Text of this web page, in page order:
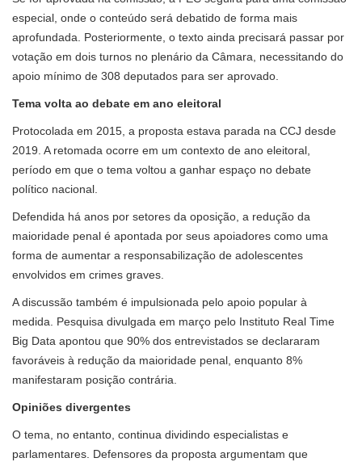
especial, onde o conteúdo será debatido de forma mais
aprofundada. Posteriormente, o texto ainda precisará passar por
votação em dois turnos no plenário da Câmara, necessitando do
apoio mínimo de 308 deputados para ser aprovado.
Tema volta ao debate em ano eleitoral
Protocolada em 2015, a proposta estava parada na CCJ desde
2019. A retomada ocorre em um contexto de ano eleitoral,
período em que o tema voltou a ganhar espaço no debate
político nacional.
Defendida há anos por setores da oposição, a redução da
maioridade penal é apontada por seus apoiadores como uma
forma de aumentar a responsabilização de adolescentes
envolvidos em crimes graves.
A discussão também é impulsionada pelo apoio popular à
medida. Pesquisa divulgada em março pelo Instituto Real Time
Big Data apontou que 90% dos entrevistados se declararam
favoráveis à redução da maioridade penal, enquanto 8%
manifestaram posição contrária.
Opiniões divergentes
O tema, no entanto, continua dividindo especialistas e
parlamentares. Defensores da proposta argumentam que